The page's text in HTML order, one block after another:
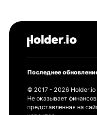
Последнее
© 2017 - 2026
Не оказывает
представленная на